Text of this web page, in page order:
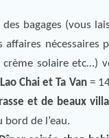
bagages (vous
affaires nécessaires
solaire etc…)
Lao Chai et Ta Van=
et de beaux
de l’eau.